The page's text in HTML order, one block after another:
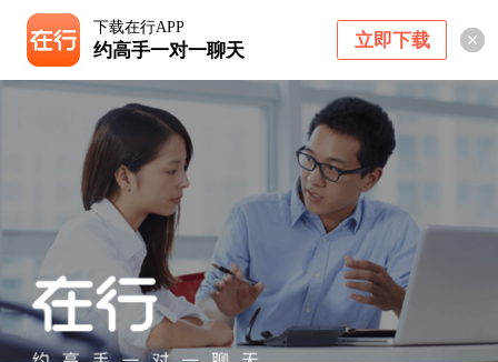
下载在行APP
约高手一对一聊天 立即下载